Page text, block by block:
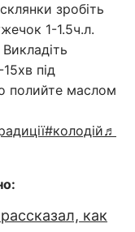
зробіть
1-1.5ч.л.
під
полийте маслом
#колодій♬
как